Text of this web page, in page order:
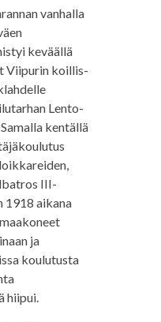
vanhalla
keväällä
Viipurin koillis-
Lento-
kentällä
III-
1918 aikana
ja
koulutusta
hiipui.